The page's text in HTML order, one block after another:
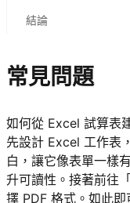
結論
常見問題
如何從 Excel 試算表
先設計 Excel 工作表
白，讓它像表單一樣
升可讀性。接著前往
擇 PDF 格式。如此